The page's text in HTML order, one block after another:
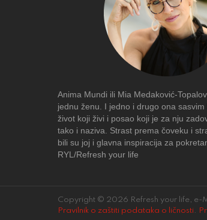
Anima Mundi ili Mia Medaković-
jednu ženu. I jedno i drugo ona sasvim
život koji živi i posao koji je za nju
tako i naziva. Strast prema čoveku i
bili su joj i glavna inspiracija za
RYL/Refresh your life
Copyright © 2026 Refresh your life, e-
Pravilnik o zaštiti podataka o ličnosti .